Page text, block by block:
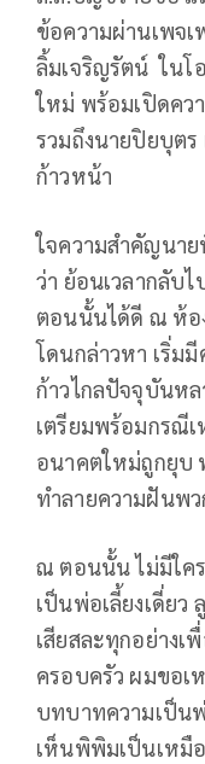
ข้อความผ่านเพจ
ลิ้มเจริญรัตน์ ในโ
ใหม่ พร้อมเปิดคว
รวมถึงนายปิยบุตร
ก้าวหน้า
ใจความสำคัญนา
ว่า ย้อนเวลากลับ
ตอนนั้นได้ดี ณ ห้อ
โดนกล่าวหา เริ่ม
ก้าวไกลปัจจุบันห
เตรียมพร้อมกรณี
อนาคตใหม่ถูกยุบ
ทำลายความฝันพว
ณ ตอนนั้น ไม่มีใค
เป็นพ่อเลี้ยงเดี่ยว
เสียสละทุกอย่าง
ครอบครัว ผมขอเ
บทบาทความเป็น
เห็นพิพิมเป็นเหมื